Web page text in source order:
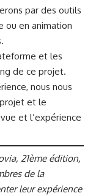
par des outils
ou en animation
et les
de ce projet.
nous nous
et le
et l’expérience
21ème édition,
de la
leur expérience